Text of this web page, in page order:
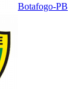
Botafogo-PB